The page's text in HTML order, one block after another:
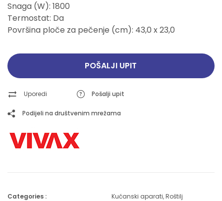
Snaga (W): 1800
Termostat: Da
Površina ploče za pečenje (cm): 43,0 x 23,0
POŠALJI UPIT
Uporedi Pošalji upit
Podijeli na društvenim mrežama
Categories : Kućanski aparati,Roštilj